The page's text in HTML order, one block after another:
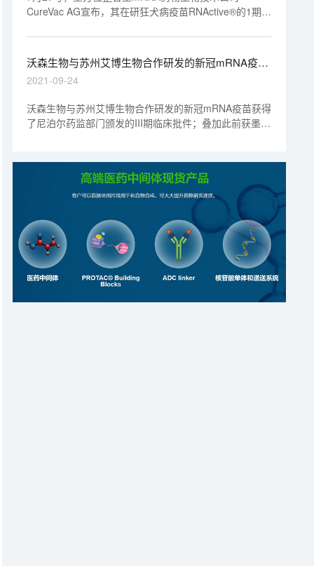
CureVac AG宣布，其在研狂犬病疫苗RNActive®的1期临
志上。
沃森生物与苏州艾博生物合作研发的新冠mRNA疫苗
获得了尼泊尔药监部门颁发的III期临床批件
2021-09-24
沃森生物与苏州艾博生物合作研发的新冠mRNA疫苗获得
了尼泊尔药监部门颁发的III期临床批件；叠加此前获墨西